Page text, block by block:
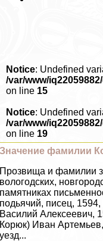
Notice: Undefined
/var/www/
on line 15
Notice: Undefined
/var/www/
on line 19
Значение фамилии
Прозвища и фамилии
вологодских,
памятниках
подьячий, писец,
Василий Алексеевич,
Корюк) Иван
уезд...